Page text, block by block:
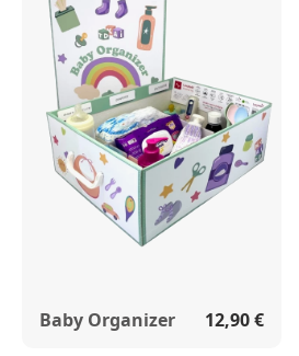
Baby Organizer 12,90 €